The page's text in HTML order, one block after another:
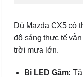
Dù Mazda CX5 có
độ sáng thực tế
trời mưa lớn.
Bi LED Gầm: